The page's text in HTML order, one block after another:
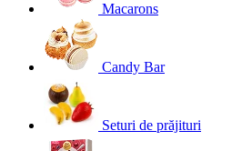
Macarons
Candy Bar
Seturi de prăjituri